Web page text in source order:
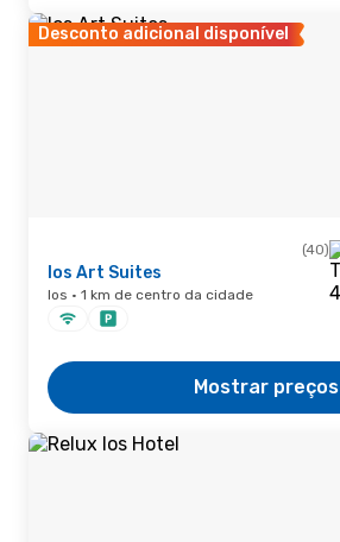
Desconto adicional disponível
(40)
Ios Art Suites
Ios · 1 km de centro da cidade
Mostrar preços